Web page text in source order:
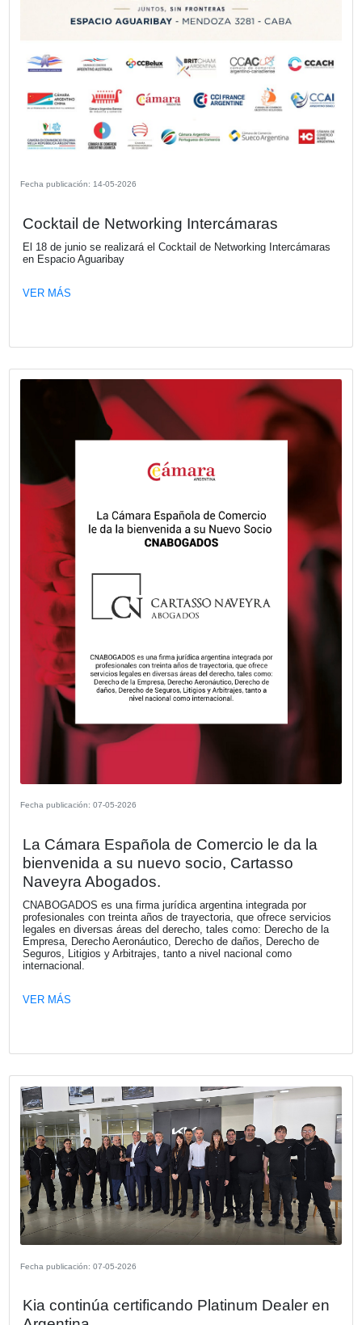
Fecha publicación: 21-05-2026
La Cámara Española de Comercio le
bienvenida a su nuevo socio, CABIFY.
Movilidad eficiente con sello español.
VER MÁS
Fecha publicación: 18-05-2026
Webinar "De la Promesa al Impacto:
hacer que la IA funcione en la
Los invitamos a participar del Webinar organizado por
Argentina sobre a la adopción de inteligencia artificial
empresas a realizarse el jueves 4 de junio a las 12:00.